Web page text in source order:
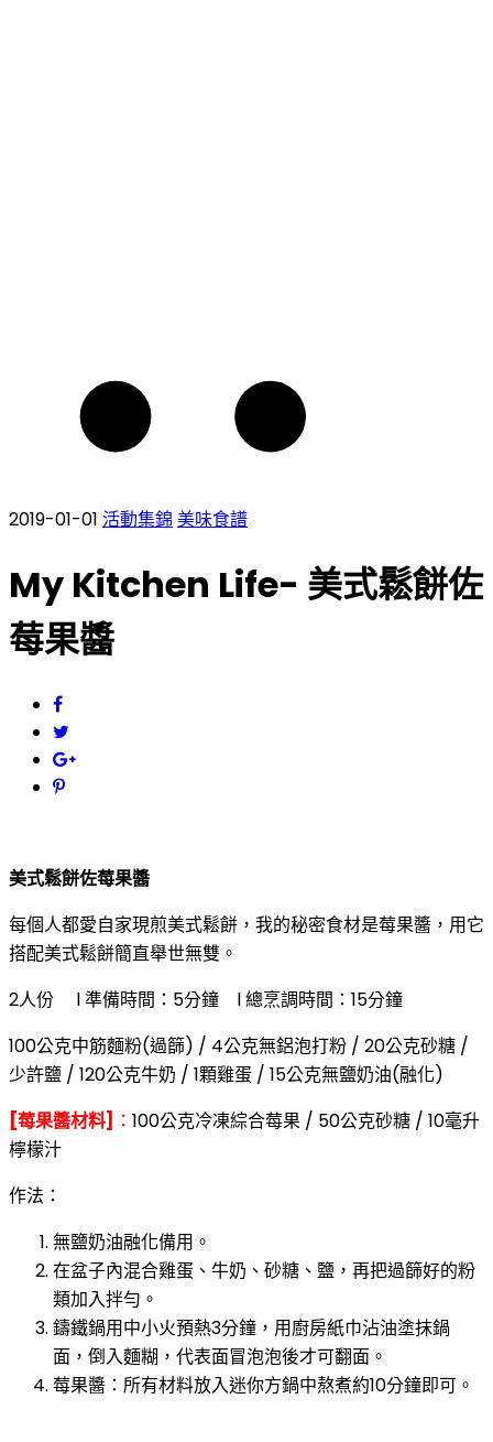
2019-01-01 活動集錦 美味食譜
My Kitchen Life- 美式鬆餅佐
莓果醬
美式鬆餅佐莓果醬
每個人都愛自家現煎美式鬆餅，我的秘密食材是莓果醬，用它
搭配美式鬆餅簡直舉世無雙。
2人份 l 準備時間：5分鐘 l 總烹調時間：15分鐘
100公克中筋麵粉(過篩) / 4公克無鋁泡打粉 / 20公克砂糖 /
少許鹽 / 120公克牛奶 / 1顆雞蛋 / 15公克無鹽奶油(融化)
[莓果醬材料] ： 100公克冷凍綜合莓果 / 50公克砂糖 / 10毫升
檸檬汁
作法：
無鹽奶油融化備用。
在盆子內混合雞蛋、牛奶、砂糖、鹽，再把過篩好的粉
類加入拌勻。
鑄鐵鍋用中小火預熱3分鐘，用廚房紙巾沾油塗抹鍋
面，倒入麵糊，代表面冒泡泡後才可翻面。
莓果醬：所有材料放入迷你方鍋中熬煮約10分鐘即可。